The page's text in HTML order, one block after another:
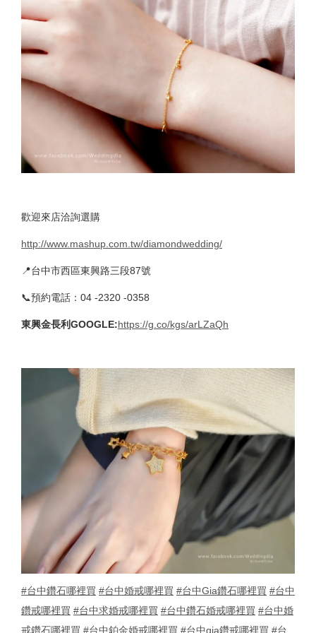
歡迎來店洽詢選購
http://www.mashup.com.tw/diamondwedding/
📍台中市西區東興路三段87號
📞預約電話：04 -2320 -0358
東興金長利GOOGLE:https://g.co/kgs/arLZaQh
#台中鑽石哪裡買 #台中婚戒哪裡買 #台中Gia鑽石哪裡買 #台中
鑽戒哪裡買 #台中求婚戒哪裡買 #台中鑽石婚戒哪裡買 #台中婚
戒鑽石哪裡買 #台中鉑金婚戒哪裡買 #台中gia鑽戒哪裡買 #台